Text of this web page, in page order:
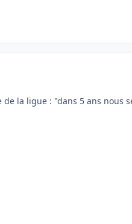
la ligue : "dans 5 ans nous